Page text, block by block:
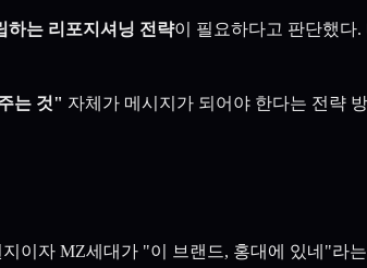
하는 리포지셔닝 전략이 필요하다고 판단했다.
는 것" 자체가 메시지가 되어야 한다는 전략
이자 MZ세대가 "이 브랜드, 홍대에 있네"라